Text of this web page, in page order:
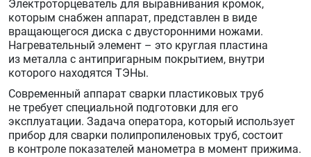
Электроторцеватель для выравнивания кромок,
которым снабжен аппарат, представлен в виде
вращающегося диска с двусторонними ножами.
Нагревательный элемент – это круглая пластина
из металла с антипригарным покрытием, внутри
которого находятся ТЭНы.
Современный аппарат сварки пластиковых труб
не требует специальной подготовки для его
эксплуатации. Задача оператора, который использует
прибор для сварки полипропиленовых труб, состоит
в контроле показателей манометра в момент прижима.